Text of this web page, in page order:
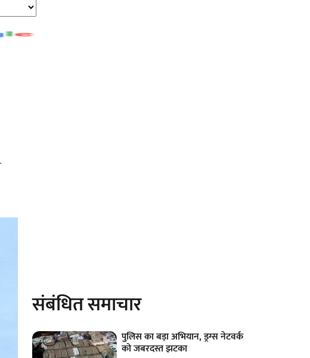
संबंधित समाचार
पुलिस का बड़ा अभियान, ड्रग्स नेटवर्क
को जबरदस्त झटका